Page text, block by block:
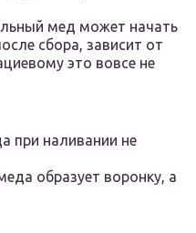
мед может начать
сбора, зависит от
это вовсе не
при наливании не
образует воронку, а